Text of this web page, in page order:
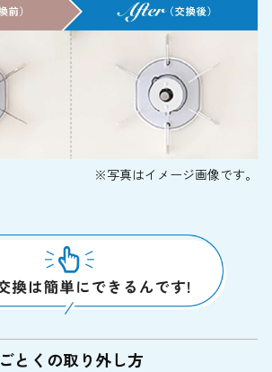
※写真はイメージ画像です。
ごとくの取り外し方